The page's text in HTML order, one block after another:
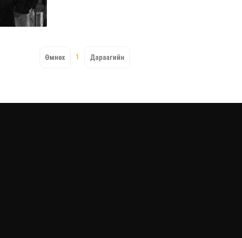
Өмнөх 1 Дараагийн